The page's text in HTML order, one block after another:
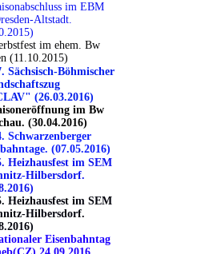
im EBM
Altstadt.
im ehem. Bw
(11.10.2015)
Sächsisch-Böhmischer
(26.03.2016)
im Bw
(30.04.2016)
Schwarzenberger
(07.05.2016)
Heizhausfest im SEM
Hilbersdorf.
Heizhausfest im SEM
Hilbersdorf.
Eisenbahntag